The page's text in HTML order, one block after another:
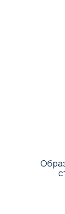
Высокие
Мы
личности и
атмосфере
искорку любви к
с помощью